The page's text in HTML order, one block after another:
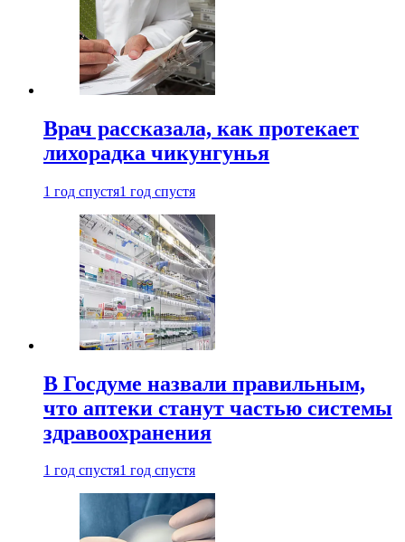
Врач рассказала, как протекает
лихорадка чикунгунья
1 год спустя1 год спустя
В Госдуме назвали правильным,
что аптеки станут частью системы
здравоохранения
1 год спустя1 год спустя